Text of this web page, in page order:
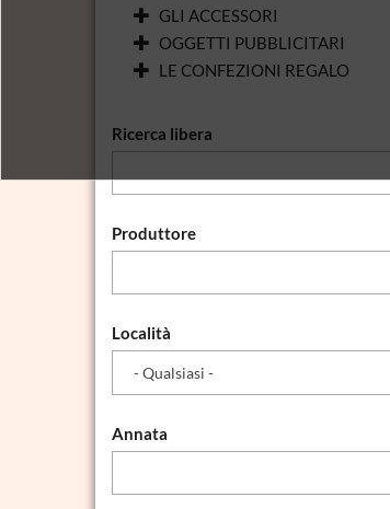
GLI ACCESSORI
OGGETTI PUBBLICITARI
LE CONFEZIONI REGALO
Ricerca libera
Produttore
Località
Annata